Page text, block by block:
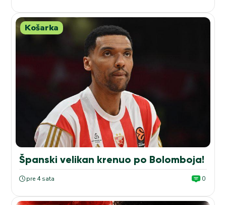
Košarka
Španski velikan krenuo po Bolomboja!
pre 4 sata 0